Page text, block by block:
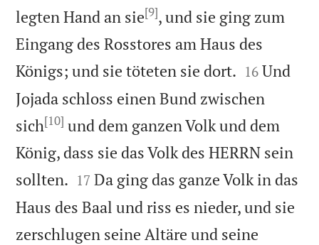
legten Hand an sie[9], und sie ging zum
Eingang des Rosstores am Haus des
Königs; und sie töteten sie dort. 

16 Und
Jojada schloss einen Bund zwischen
sich[10] und dem ganzen Volk und dem
König, dass sie das Volk des HERRN sein
sollten. 

17 Da ging das ganze Volk in das
Haus des Baal und riss es nieder, und sie
zerschlugen seine Altäre und seine